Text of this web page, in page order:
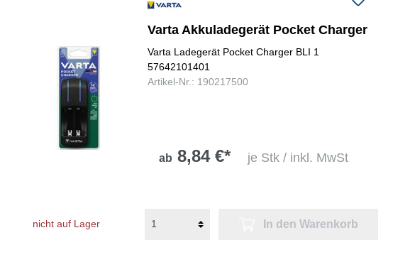
Varta Akkuladegerät Pocket Charger
Varta Ladegerät Pocket Charger BLI 1
57642101401
Artikel-Nr.: 190217500
ab 8,84 €* je Stk / inkl. MwSt
nicht auf Lager In den Warenkorb